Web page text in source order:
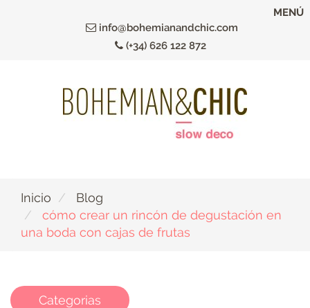
info@bohemianandchic.com
(+34) 626 122 872
MENÚ
Inicio
Blog
cómo crear un rincón de degustación en
una boda con cajas de frutas
Categorias